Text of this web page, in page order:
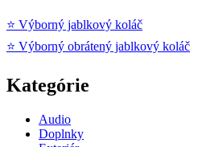
⭐ Výborný jablkový koláč
⭐ Výborný obrátený jablkový koláč
Kategórie
Audio
Doplnky